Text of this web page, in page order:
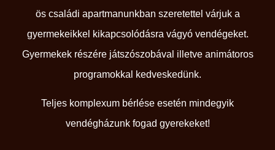
ös családi apartmanunkban szeretettel várjuk a
gyermekeikkel kikapcsolódásra vágyó vendégeket.
Gyermekek részére játszószobával illetve animátoros
programokkal kedveskedünk.
Teljes komplexum bérlése esetén mindegyik
vendégházunk fogad gyerekeket!